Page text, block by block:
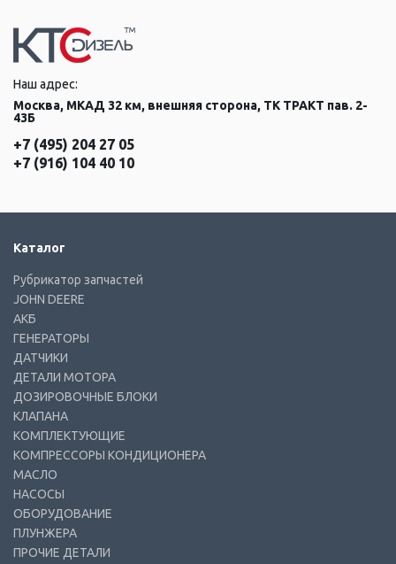
Наш адрес:
Москва, МКАД 32 км, внешняя сторона, ТК ТРАКТ пав. 2-
43Б
+7 (495) 204 27 05
+7 (916) 104 40 10
Каталог
Рубрикатор запчастей
JOHN DEERE
АКБ
ГЕНЕРАТОРЫ
ДАТЧИКИ
ДЕТАЛИ МОТОРА
ДОЗИРОВОЧНЫЕ БЛОКИ
КЛАПАНА
КОМПЛЕКТУЮЩИЕ
КОМПРЕССОРЫ КОНДИЦИОНЕРА
МАСЛО
НАСОСЫ
ОБОРУДОВАНИЕ
ПЛУНЖЕРА
ПРОЧИЕ ДЕТАЛИ